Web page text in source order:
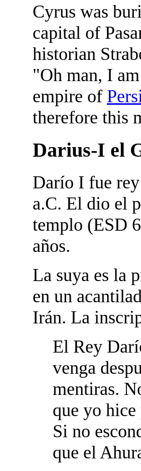
Cyrus was
capital of
historian
"Oh man, I
empire of
therefore this
Darius-I el
Darío I fue
a.C. El dio el
templo (ESD
años.
La suya es la
en un
Irán. La
El Rey
venga
mentiras.
que yo hice
Si no
que el